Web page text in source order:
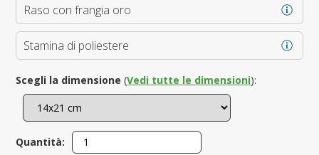
Raso con frangia oro
Stamina di poliestere
Scegli la dimensione (Vedi tutte le dimensioni):
Quantità: